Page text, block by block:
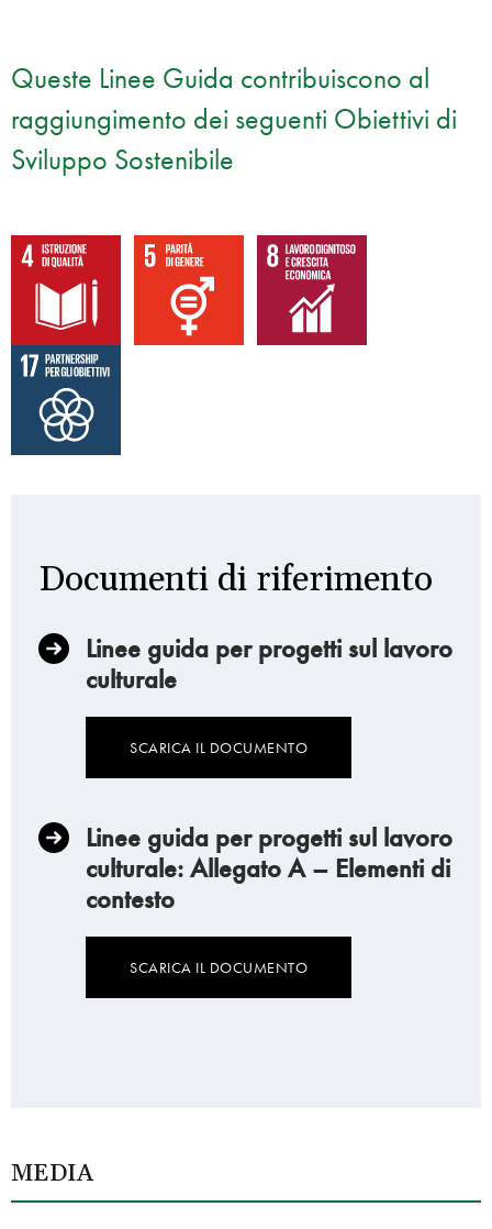
Queste Linee Guida contribuiscono al
raggiungimento dei seguenti Obiettivi di
Sviluppo Sostenibile
Documenti di riferimento
Linee guida per progetti sul lavoro
culturale
SCARICA IL DOCUMENTO
Linee guida per progetti sul lavoro
culturale: Allegato A – Elementi di
contesto
SCARICA IL DOCUMENTO
MEDIA